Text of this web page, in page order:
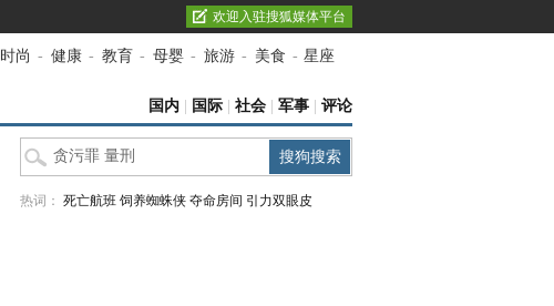
欢迎入驻搜狐媒体平台
时尚 - 健康 - 教育 - 母婴 - 旅游 - 美食 - 星座
国内 国际 社会 军事 评论
热词： 死亡航班 饲养蜘蛛侠 夺命房间 引力双眼皮